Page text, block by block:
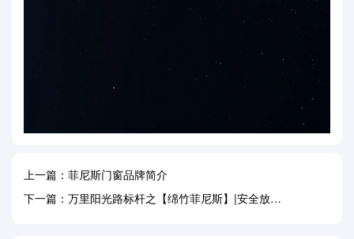
上一篇：菲尼斯门窗品牌简介
下一篇：万里阳光路标杆之【绵竹菲尼斯】|安全放首位，服务要到位